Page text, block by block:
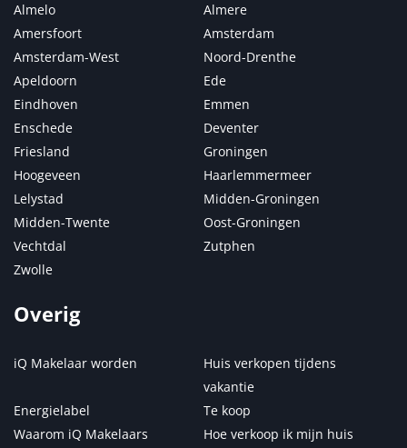
Almelo
Almere
Amersfoort
Amsterdam
Amsterdam-West
Noord-Drenthe
Apeldoorn
Ede
Eindhoven
Emmen
Enschede
Deventer
Friesland
Groningen
Hoogeveen
Haarlemmermeer
Lelystad
Midden-Groningen
Midden-Twente
Oost-Groningen
Vechtdal
Zutphen
Zwolle
Overig
iQ Makelaar worden
Huis verkopen tijdens
vakantie
Energielabel
Te koop
Waarom iQ Makelaars
Hoe verkoop ik mijn huis